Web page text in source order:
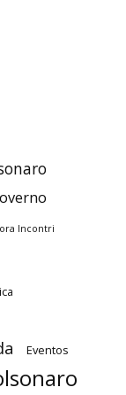
Incontri
Eventos